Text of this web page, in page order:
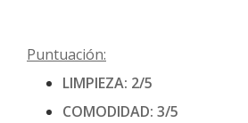
Puntuación:
LIMPIEZA: 2/5
COMODIDAD: 3/5